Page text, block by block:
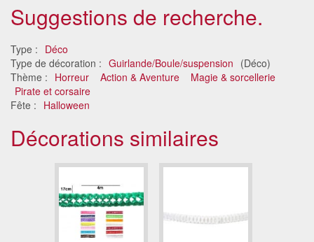
Suggestions de recherche.
Type : Déco
Type de décoration : Guirlande/Boule/suspension (Déco)
Thème : Horreur Action & Aventure
Magie & sorcellerie
Pirate et corsaire
Fête : Halloween
Décorations similaires